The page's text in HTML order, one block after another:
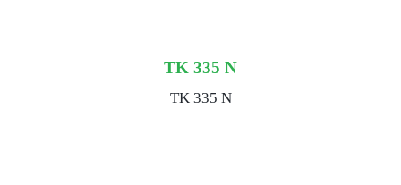
TK 335 N
TK 335 N